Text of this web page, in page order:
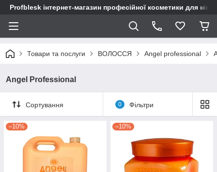
Profblesk інтернет-магазин професійної косметики для
Товари та послуги ВОЛОССЯ Angel professional
Angel Professional
Сортування 0 Фільтри
–10% –10%